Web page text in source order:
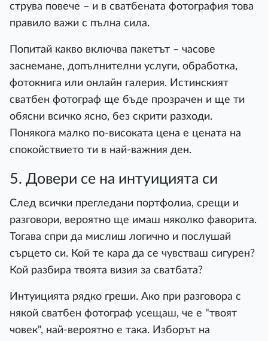
струва повече – и в сватбената фотография това
правило важи с пълна сила.
Попитай какво включва пакетът – часове
заснемане, допълнителни услуги, обработка,
фотокнига или онлайн галерия. Истинският
сватбен фотограф ще бъде прозрачен и ще ти
обясни всичко ясно, без скрити разходи.
Понякога малко по-високата цена е цената на
спокойствието ти в най-важния ден.
5. Довери се на интуицията си
След всички прегледани портфолиа, срещи и
разговори, вероятно ще имаш няколко фаворита.
Тогава спри да мислиш логично и послушай
сърцето си. Кой те кара да се чувстваш сигурен?
Кой разбира твоята визия за сватбата?
Интуицията рядко греши. Ако при разговора с
някой сватбен фотограф усещаш, че е "твоят
човек", най-вероятно е така. Изборът на